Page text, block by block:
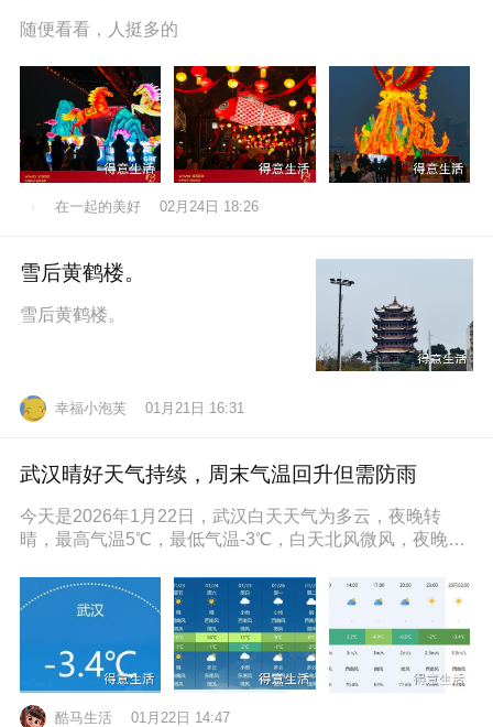
随便看看，人挺多的
在一起的美好 02月24日 18:26
雪后黄鹤楼。
雪后黄鹤楼。
幸福小泡芙 01月21日 16:31
武汉晴好天气持续，周末气温回升但需防雨
今天是2026年1月22日，武汉白天天气为多云，夜晚转
晴，最高气温5℃，最低气温-3℃，白天北风微风，夜晚东
酷马生活 01月22日 14:47